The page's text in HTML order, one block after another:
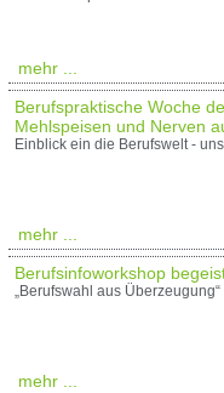
mehr ...
Berufspraktische Woche
Mehlspeisen und Nerven
Einblick ein die Berufswelt -
mehr ...
Berufsinfoworkshop
„Berufswahl aus
mehr ...